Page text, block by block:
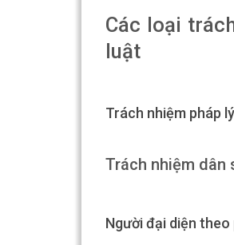
Các loại
luật
Trách nhiệm pháp
Trách nhiệm dân
Người đại diện